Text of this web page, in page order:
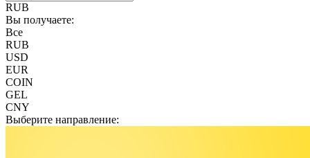
RUB
Вы получаете:
Все
RUB
USD
EUR
COIN
GEL
CNY
Выберите направление: